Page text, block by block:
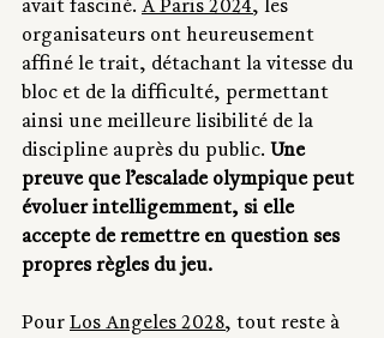
avait fasciné. À Paris 2024, les
organisateurs ont heureusement
affiné le trait, détachant la vitesse du
bloc et de la difficulté, permettant
ainsi une meilleure lisibilité de la
discipline auprès du public. Une
preuve que l’escalade olympique peut
évoluer intelligemment, si elle
accepte de remettre en question ses
propres règles du jeu.
Pour Los Angeles 2028, tout reste à